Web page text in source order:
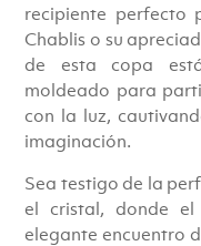
recipiente perfecto
Chablis o su
de esta copa
moldeado para
con la luz,
imaginación.
Sea testigo de la
el cristal, donde
elegante encuentro